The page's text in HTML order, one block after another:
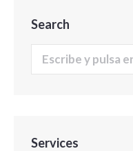
Search
Buscar:
Services